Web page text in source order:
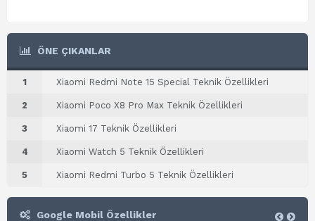
ÖNE ÇIKANLAR
1 Xiaomi Redmi Note 15 Special Teknik Özellikleri
2 Xiaomi Poco X8 Pro Max Teknik Özellikleri
3 Xiaomi 17 Teknik Özellikleri
4 Xiaomi Watch 5 Teknik Özellikleri
5 Xiaomi Redmi Turbo 5 Teknik Özellikleri
Google Mobil Özellikler